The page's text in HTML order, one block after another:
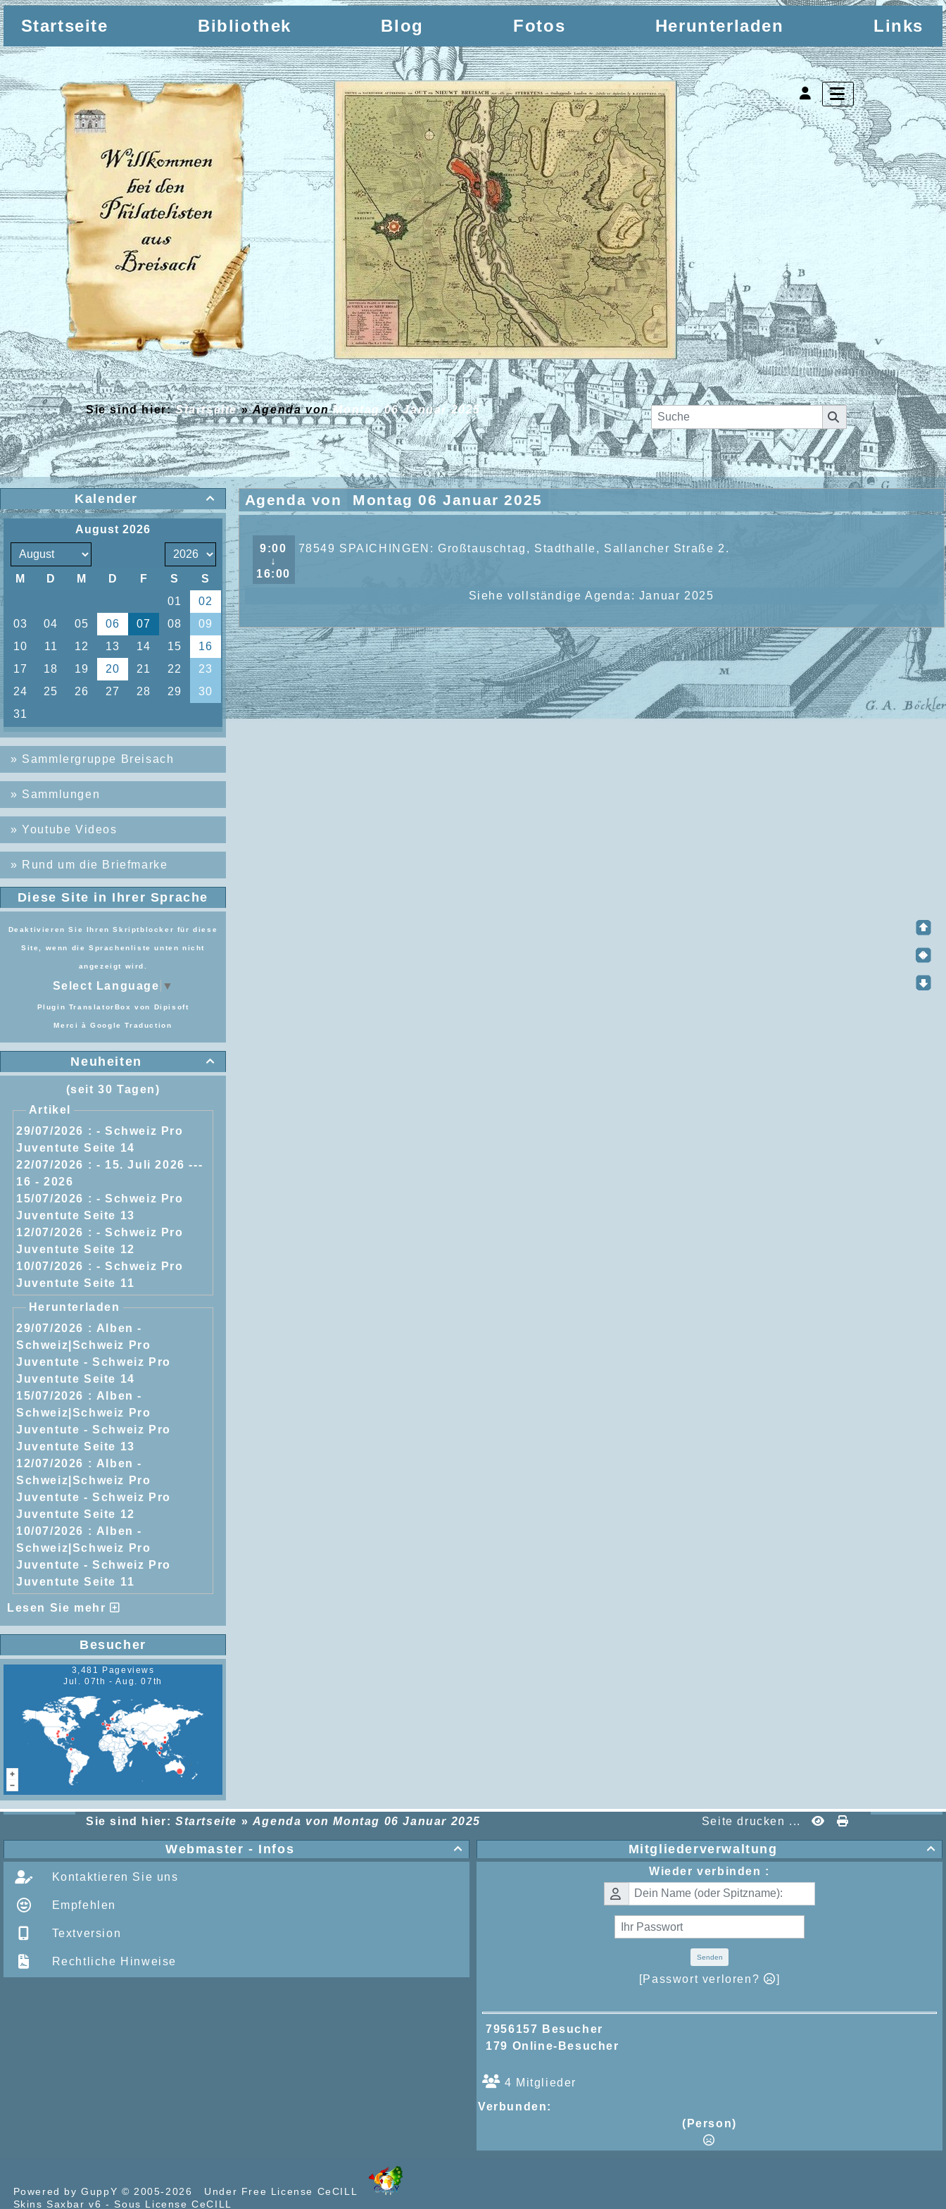
Startseite Bibliothek Blog Fotos Herunterladen Links
Sie sind hier:Startseite»Agenda vonMontag 06 Januar 2025

Kalender
» Sammlergruppe Breisach
» Sammlungen
»Youtube Videos
» Rund um die Briefmarke
Diese Site in Ihrer Sprache
Deaktivieren Sie Ihren Skriptblocker für diese
Site, wenn die Sprachenliste unten nicht
angezeigt wird.
Select Language ▼
Plugin TranslatorBox von Dipisoft
Merci àGoogle Traduction

Neuheiten
(seit 30 Tagen)
Artikel
29/07/2026 : - Schweiz Pro
Juventute Seite 14
22/07/2026 : - 15. Juli 2026 ---
16 - 2026
15/07/2026 : - Schweiz Pro
Juventute Seite 13
12/07/2026 : - Schweiz Pro
Juventute Seite 12
10/07/2026 : - Schweiz Pro
Juventute Seite 11
Herunterladen
29/07/2026 : Alben -
Schweiz|Schweiz Pro
Juventute - Schweiz Pro
Juventute Seite 14
15/07/2026 : Alben -
Schweiz|Schweiz Pro
Juventute - Schweiz Pro
Juventute Seite 13
12/07/2026 : Alben -
Schweiz|Schweiz Pro
Juventute - Schweiz Pro
Juventute Seite 12
10/07/2026 : Alben -
Schweiz|Schweiz Pro
Juventute - Schweiz Pro
Juventute Seite 11
Lesen Sie mehr
Besucher
3,481 Pageviews
Jul. 07th - Aug. 07th
Agenda von Montag 06 Januar 2025
9:00
↓
16:00
78549 SPAICHINGEN: Großtauschtag, Stadthalle, Sallancher Straße 2.
Siehe vollständige Agenda: Januar 2025
Sie sind hier: Startseite » Agenda vonMontag 06 Januar 2025 Seite drucken ...

Webmaster - Infos
Kontaktieren Sie uns
Empfehlen
Textversion
Rechtliche Hinweise

Mitgliederverwaltung
Wieder verbinden :
Senden
[Passwort verloren? ]
7956157 Besucher
179 Online-Besucher
4 Mitglieder
Verbunden:
(Person)
Powered by GuppY © 2005-2026
Under Free License CeCILL
Skins Saxbar v6 - Sous License CeCILL